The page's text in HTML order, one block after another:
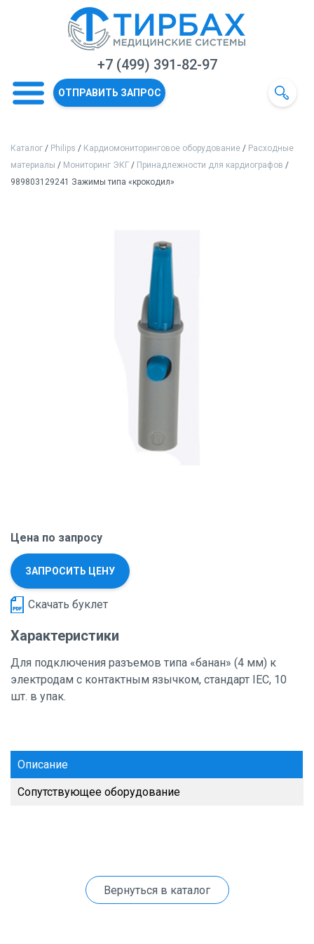
+7 (499) 391-82-97
ОТПРАВИТЬ ЗАПРОС
Каталог / Philips / Кардиомониторинговое оборудование / Расходные
материалы / Мониторинг ЭКГ / Принадлежности для кардиографов /
989803129241 Зажимы типа «крокодил»
Цена по запросу
ЗАПРОСИТЬ ЦЕНУ
Скачать буклет
Характеристики
Для подключения разъемов типа «банан» (4 мм) к
электродам с контактным язычком, стандарт IEC, 10
шт. в упак.
Описание
Сопутствующее оборудование
Вернуться в каталог